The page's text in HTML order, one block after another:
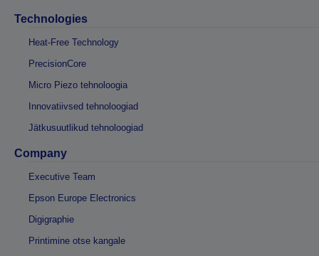
Technologies
Heat-Free Technology
PrecisionCore
Micro Piezo tehnoloogia
Innovatiivsed tehnoloogiad
Jätkusuutlikud tehnoloogiad
Company
Executive Team
Epson Europe Electronics
Digigraphie
Printimine otse kangale